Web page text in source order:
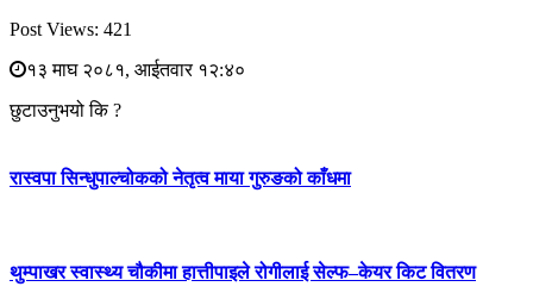
Post Views: 421
१३ माघ २०८१, आईतवार १२:४०
छुटाउनुभयो कि ?
रास्वपा सिन्धुपाल्चोकको नेतृत्व माया गुरुङको काँधमा
थुम्पाखर स्वास्थ्य चौकीमा हात्तीपाइले रोगीलाई सेल्फ–केयर किट वितरण